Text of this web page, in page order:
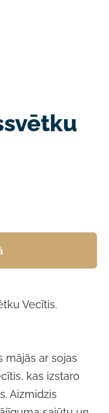
Vecītis.
mājās ar sojas
kas izstaro
Aizmidzis